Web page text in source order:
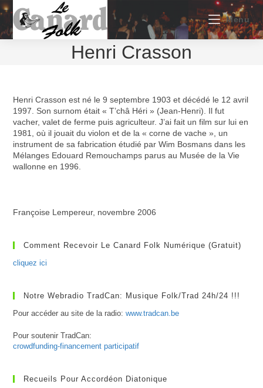
Skip
to
content
Menu
Henri Crasson
Henri Crasson est né le 9 septembre 1903 et décédé le 12 avril
1997. Son surnom était « T’châ Héri » (Jean-Henri). Il fut
vacher, valet de ferme puis agriculteur. J’ai fait un film sur lui en
1981, où il jouait du violon et de la « corne de vache », un
instrument de sa fabrication étudié par Wim Bosmans dans les
Mélanges Edouard Remouchamps parus au Musée de la Vie
wallonne en 1996.
Françoise Lempereur, novembre 2006
Comment Recevoir Le Canard Folk Numérique (gratuit)
cliquez ici
Notre Webradio TradCan: Musique Folk/Trad 24h/24 !!!
Pour accéder au site de la radio:www.tradcan.be
Pour soutenir TradCan:
crowdfunding-financement participatif
Recueils Pour Accordéon Diatonique